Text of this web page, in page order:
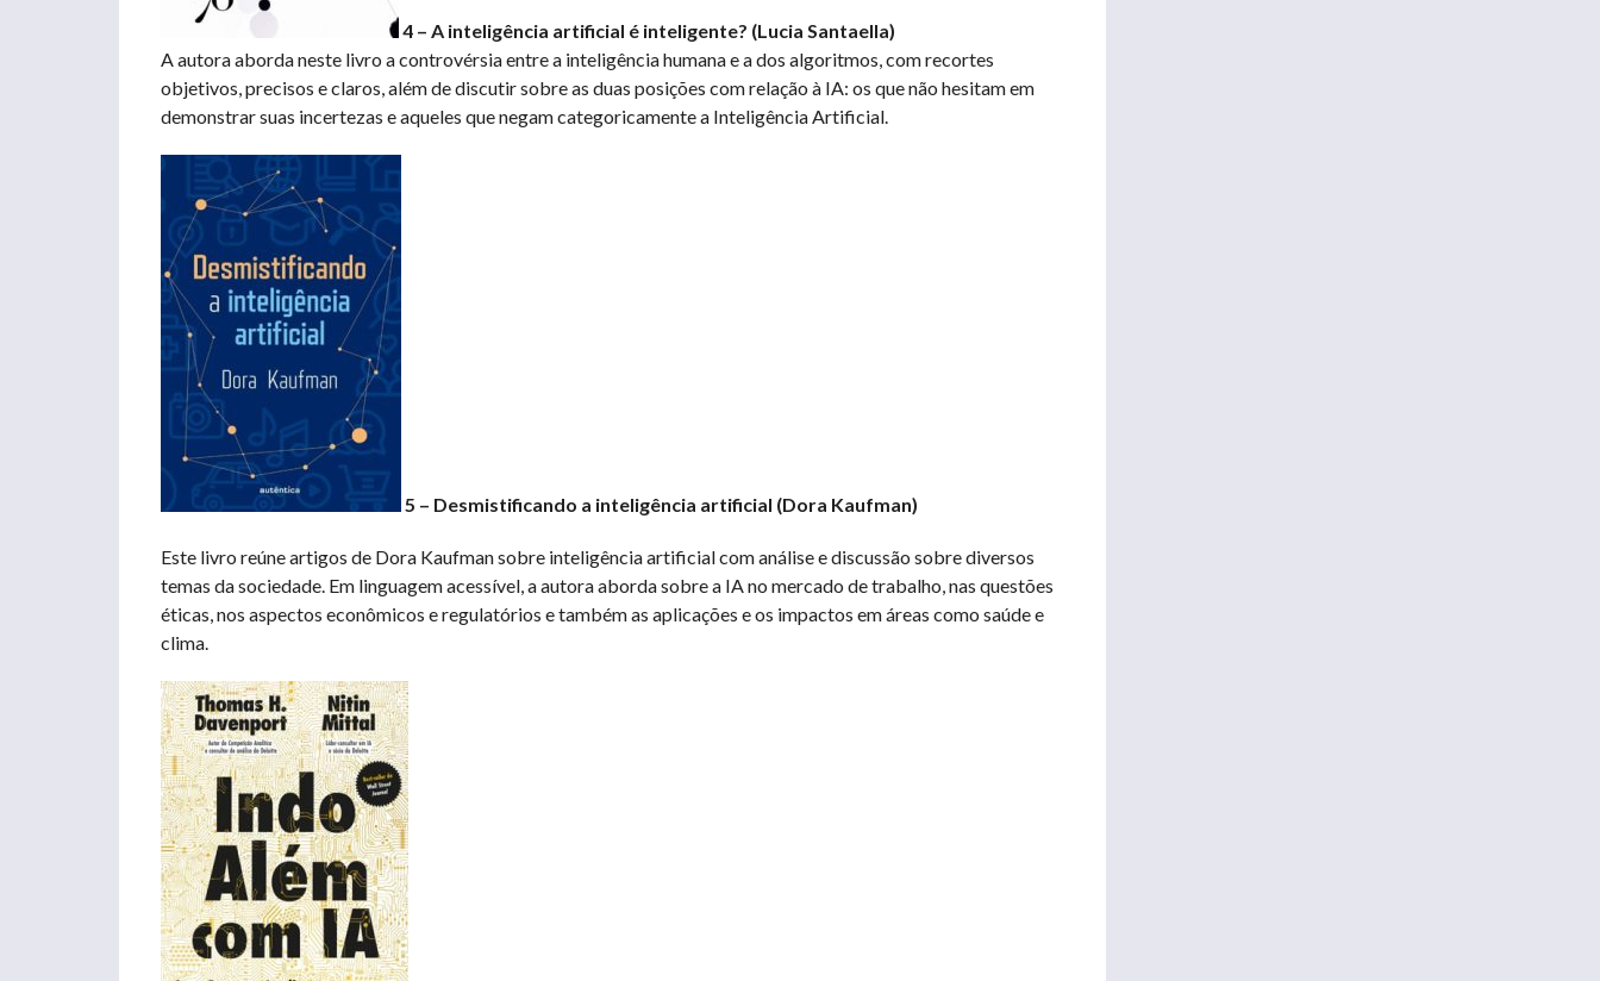
4 – A inteligência artificial é inteligente? (Lucia Santaella)
A autora aborda neste livro a controvérsia entre a inteligência humana e a dos algoritmos, com recortes
objetivos, precisos e claros, além de discutir sobre as duas posições com relação à IA: os que não hesitam em
demonstrar suas incertezas e aqueles que negam categoricamente a Inteligência Artificial.
5 – Desmistificando a inteligência artificial (Dora Kaufman)
Este livro reúne artigos de Dora Kaufman sobre inteligência artificial com análise e discussão sobre diversos
temas da sociedade. Em linguagem acessível, a autora aborda sobre a IA no mercado de trabalho, nas questões
éticas, nos aspectos econômicos e regulatórios e também as aplicações e os impactos em áreas como saúde e
clima.